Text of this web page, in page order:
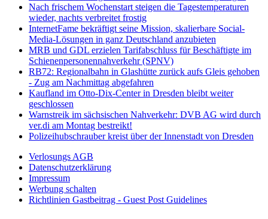
Nach frischem Wochenstart steigen die Tagestemperaturen
wieder, nachts verbreitet frostig
InternetFame bekräftigt seine Mission, skalierbare Social-
Media-Lösungen in ganz Deutschland anzubieten
MRB und GDL erzielen Tarifabschluss für Beschäftigte im
Schienenpersonennahverkehr (SPNV)
RB72: Regionalbahn in Glashütte zurück aufs Gleis gehoben
- Zug am Nachmittag abgefahren
Kaufland im Otto-Dix-Center in Dresden bleibt weiter
geschlossen
Warnstreik im sächsischen Nahverkehr: DVB AG wird durch
ver.di am Montag bestreikt!
Polizeihubschrauber kreist über der Innenstadt von Dresden
Verlosungs AGB
Datenschutzerklärung
Impressum
Werbung schalten
Richtlinien Gastbeitrag - Guest Post Guidelines